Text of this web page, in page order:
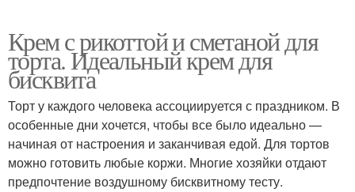
Крем с рикоттой и сметаной для
торта. Идеальный крем для
бисквита
Торт у каждого человека ассоциируется с праздником. В
особенные дни хочется, чтобы все было идеально —
начиная от настроения и заканчивая едой. Для тортов
можно готовить любые коржи. Многие хозяйки отдают
предпочтение воздушному бисквитному тесту.